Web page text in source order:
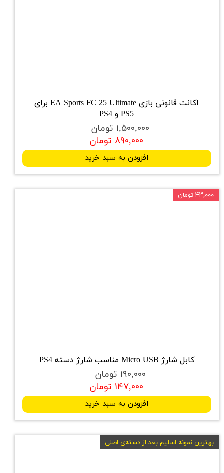
اکانت قانونی بازی EA Sports FC 25 Ultimate برای
PS5 و PS4
۱,۵۰۰,۰۰۰ تومان
۸۹۰,۰۰۰ تومان
افزودن به سبد خرید
کابل شارژ Micro USB مناسب شارژ دسته PS4
۱۹۰,۰۰۰ تومان
۱۴۷,۰۰۰ تومان
افزودن به سبد خرید
۴۳,۰۰۰ تومان
بهترین نمونه اسلیم بعد از دسته‌ی اصلی